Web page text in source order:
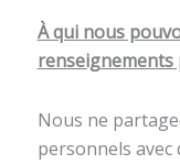
À qui nous
renseignements
Nous ne
personnels avec